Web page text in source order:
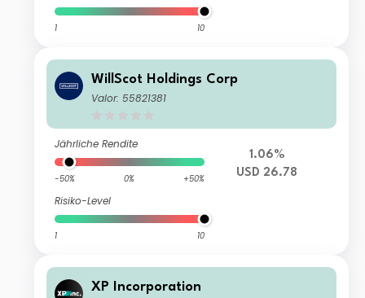
1 10
WillScot Holdings Corp
Valor: 55821381
Jährliche Rendite
-50% 0% +50%
Risiko-Level
1 10
1.06%
USD 26.78
XP Incorporation